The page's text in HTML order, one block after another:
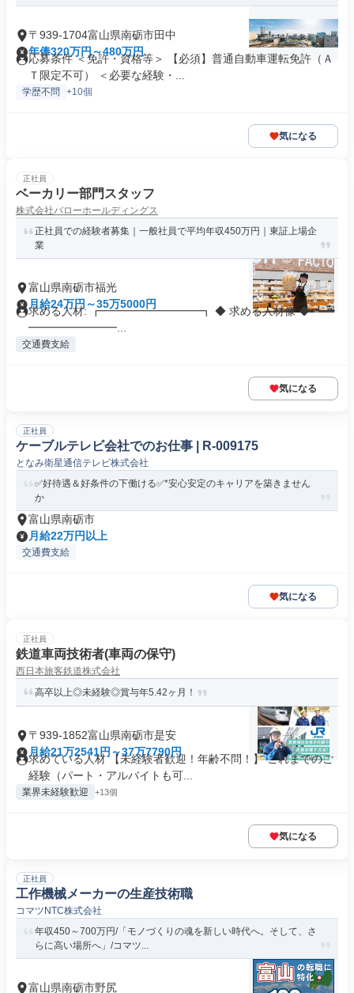
〒939-1704富山県南砺市田中
年俸320万円～480万円
応募条件 ＜免許・資格等＞ 【必須】普通自動車運転免許（Ａ
Ｔ限定不可） ＜必要な経験・...
学歴不問 +10個
気になる
正社員
ベーカリー部門スタッフ
株式会社バローホールディングス
正社員での経験者募集｜一般社員で平均年収450万円｜東証上場企
業
富山県南砺市福光
月給24万円～35万5000円
求める人材: ┏━━━━━━━━━┓ ◆ 求める人材像 ◆ ┗━
━━━━━━━━...
交通費支給
気になる
正社員
ケーブルテレビ会社でのお仕事 | R-009175
となみ衛星通信テレビ株式会社
✅好待遇＆好条件の下働ける✅*安心安定のキャリアを築きません
か
富山県南砺市
月給22万円以上
交通費支給
気になる
正社員
鉄道車両技術者(車両の保守)
西日本旅客鉄道株式会社
高卒以上◎未経験◎賞与年5.42ヶ月！
〒939-1852富山県南砺市是安
月給21万2541円～37万7790円
求めている人材 【未経験者歓迎！年齢不問！】 これまでのご
経験（パート・アルバイトも可...
業界未経験歓迎 +13個
気になる
正社員
工作機械メーカーの生産技術職
コマツNTC株式会社
年収450～700万円/「モノづくりの魂を新しい時代へ。そして、さ
らに高い場所へ」/コマツ...
富山県南砺市野尻